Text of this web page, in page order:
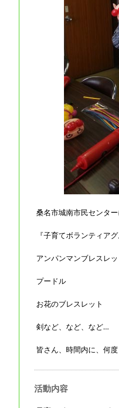
桑名市城南市民センタ
『子育てボランティア
アンパンマンブレスレッ
プードル
お花のブレスレット
剣など、など、など…
皆さん、時間内に、何
活動内容